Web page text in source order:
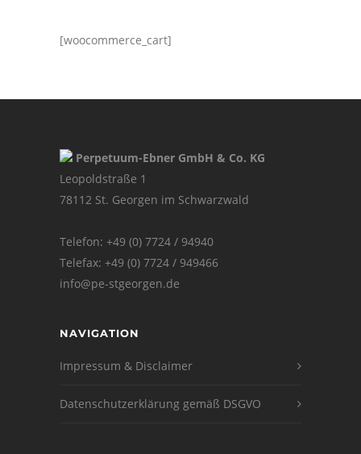
[woocommerce_cart]
Perpetuum-Ebner GmbH & Co. KG
Leopoldstraße 1
78112 St. Georgen im Schwarzwald
Telefon: +49 (0) 7724 / 94940
Telefax: +49 (0) 7724 / 949466
info@pe-stgeorgen.de
NAVIGATION
Impressum & Disclaimer
Datenschutzerklärung gemäß DSGVO